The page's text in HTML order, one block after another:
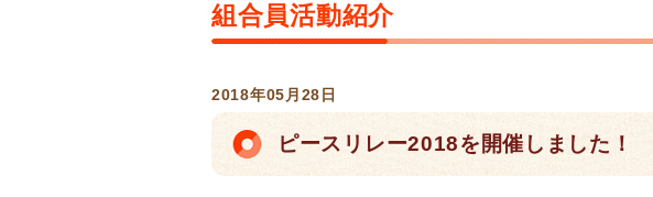
組合員活動紹介
2018年05月28日
ピースリレー2018を開催しました！